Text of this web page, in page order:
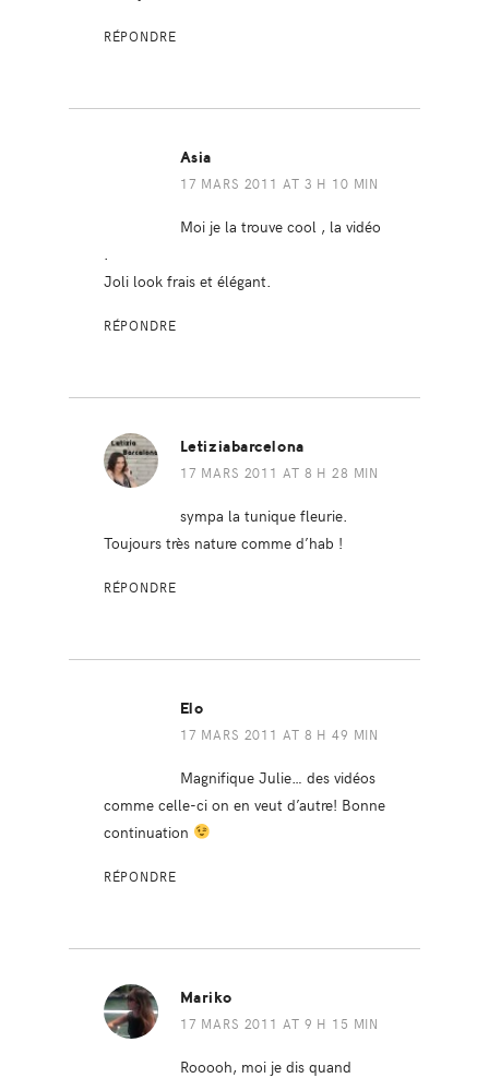
RÉPONDRE
Asia
17 MARS 2011 AT 3 H 10 MIN
Moi je la trouve cool , la vidéo
Joli look frais et élégant.
RÉPONDRE
Letiziabarcelona
17 MARS 2011 AT 8 H 28 MIN
sympa la tunique fleurie.
Toujours très nature comme d’hab !
RÉPONDRE
Elo
17 MARS 2011 AT 8 H 49 MIN
Magnifique Julie… des vidéos
comme celle-ci on en veut d’autre! Bonne
continuation
RÉPONDRE
Mariko
17 MARS 2011 AT 9 H 15 MIN
Rooooh, moi je dis quand